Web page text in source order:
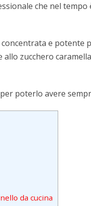
che nel
concentrata e potente
zucchero
per poterlo avere
da cucina